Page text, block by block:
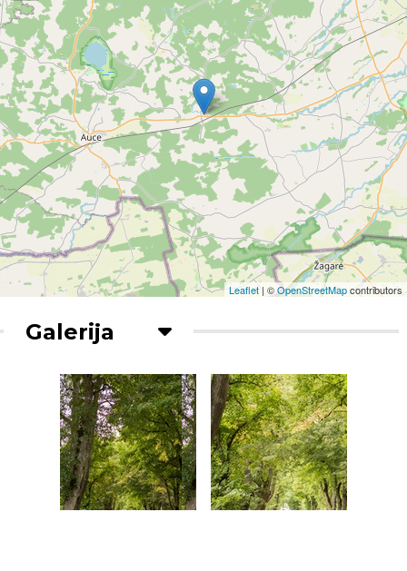
Leaflet | ©OpenStreetMapcontributors
Galerija